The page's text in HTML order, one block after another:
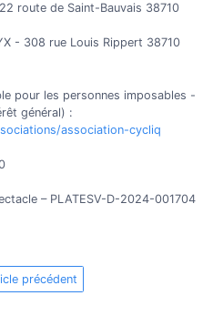
route de Saint-Bauvais 38710
- 308 rue Louis Rippert 38710
pour les personnes imposables -
général) :
association-cycliq
– PLATESV-D-2024-001704
précédent